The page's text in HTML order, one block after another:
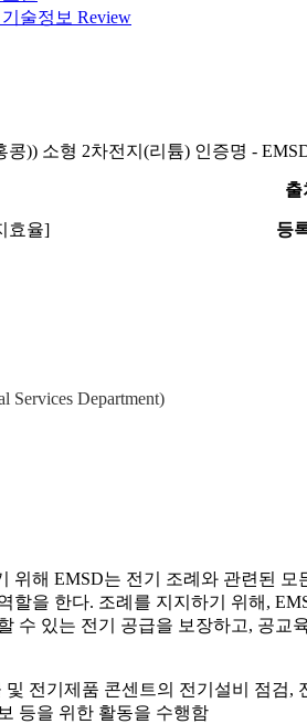
술정보 Review
콩)) 소형 2차전지(리튬) 인증명 -
출
효율] 등
Services Department)
위해 EMSD는 전기 조례와 관련된 모
할을 한다. 조례를 지지하기 위해 ,
수 있는 전기 공급을 보장하고, 공교
전기제품 콘센트의 전기설비 점검,
등을 위한 활동을 수행함